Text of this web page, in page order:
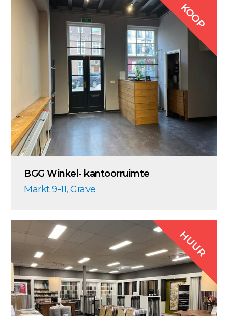
BGG Winkel- kantoorruimte
Markt 9-11, Grave
KOOP
HUUR